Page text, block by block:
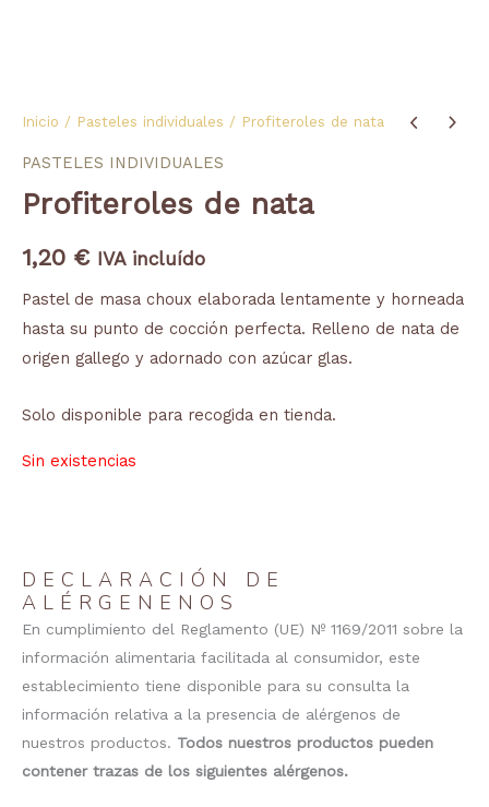
Inicio / Pasteles individuales / Profiteroles de nata
PASTELES INDIVIDUALES
Profiteroles de nata
1,20 € IVA incluído
Pastel de masa choux elaborada lentamente y horneada
hasta su punto de cocción perfecta. Relleno de nata de
origen gallego y adornado con azúcar glas.
Solo disponible para recogida en tienda.
Sin existencias
DECLARACIÓN DE
ALÉRGENENOS
En cumplimiento del Reglamento (UE) Nº 1169/2011 sobre la
información alimentaria facilitada al consumidor, este
establecimiento tiene disponible para su consulta la
información relativa a la presencia de alérgenos de
nuestros productos. Todos nuestros productos pueden
contener trazas de los siguientes alérgenos.